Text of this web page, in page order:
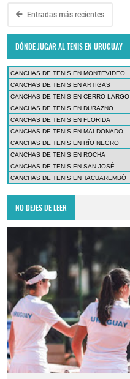
Entradas más recientes
DÓNDE JUGAR AL TENIS EN URUGUAY
CANCHAS DE TENIS EN MONTEVIDEO
CANCHAS DE TENIS EN ARTIGAS
CANCHAS DE TENIS EN CERRO LARGO
CANCHAS DE TENIS EN DURAZNO
CANCHAS DE TENIS EN FLORIDA
CANCHAS DE TENIS EN MALDONADO
CANCHAS DE TENIS EN RÍO NEGRO
CANCHAS DE TENIS EN ROCHA
CANCHAS DE TENIS EN SAN JOSÉ
CANCHAS DE TENIS EN TACUAREMBÓ
NO DEJES DE LEER